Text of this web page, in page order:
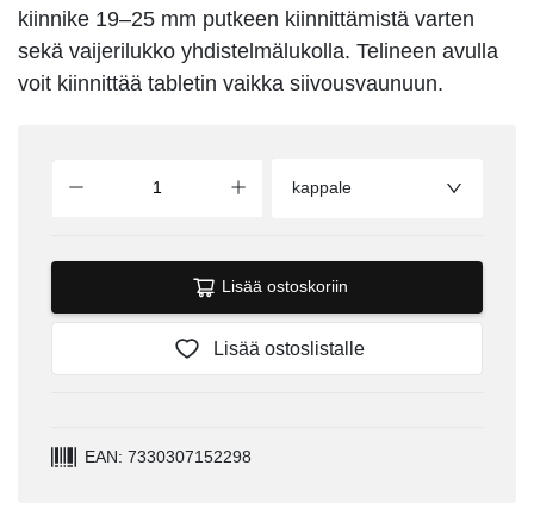
kiinnike 19–25 mm putkeen kiinnittämistä varten
sekä vaijerilukko yhdistelmälukolla. Telineen avulla
voit kiinnittää tabletin vaikka siivousvaunuun.
kappale
Lisää ostoskoriin
Lisää ostoslistalle
EAN: 7330307152298